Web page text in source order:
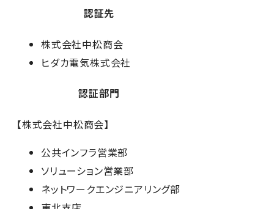
認証先
株式会社中松商会
ヒダカ電気株式会社
認証部門
【株式会社中松商会】
公共インフラ営業部
ソリューション営業部
ネットワークエンジニアリング部